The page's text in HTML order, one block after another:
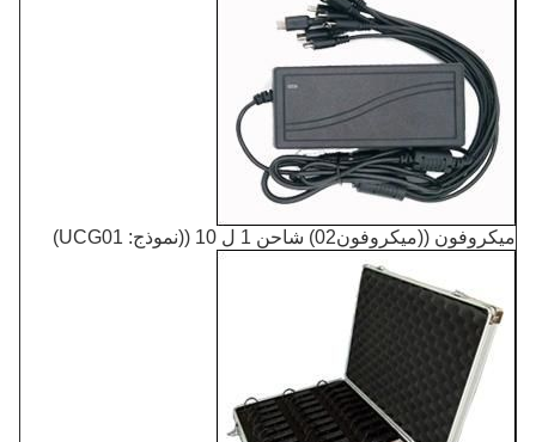
ميكروفون ((ميكروفون02) شاحن 1 ل 10 ((نموذج: UCG01)